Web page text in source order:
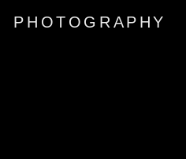
PHOTOGRAPHY